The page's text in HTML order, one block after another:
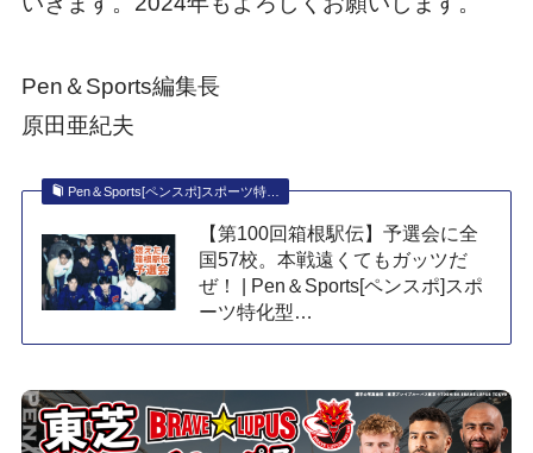
Pen＆Sports編集長
原田亜紀夫
Pen＆Sports[ペンスポ]スポーツ特…
【第100回箱根駅伝】予選会に全
国57校。本戦遠くてもガッツだ
ぜ！ | Pen＆Sports[ペンスポ]スポ
ーツ特化型…